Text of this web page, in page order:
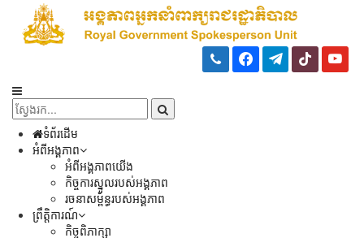
ទំព័រដើម
អំពីអង្គភាព
អំពីអង្គភាពយើង
កិច្ចការស្នូលរបស់អង្គភាព
រចនាសម្ព័ន្ធរបស់អង្គភាព
ព្រឹត្តិការណ៍
កិច្ចពិភាក្សា